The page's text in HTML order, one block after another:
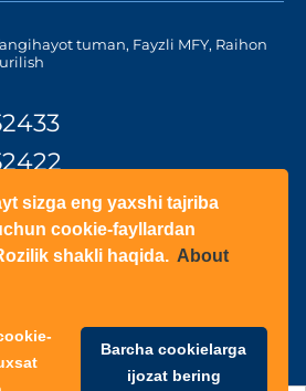
sizga eng yaxshi tajriba
cookie-fayllardan
shakli haqida. About
Barcha cookielarga
ijozat bering
tuman, Fayzli MFY, Raihon
of personal data